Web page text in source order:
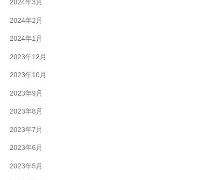
2024年3月
2024年2月
2024年1月
2023年12月
2023年10月
2023年9月
2023年8月
2023年7月
2023年6月
2023年5月